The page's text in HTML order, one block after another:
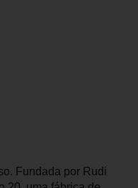
Fundada por Rudi